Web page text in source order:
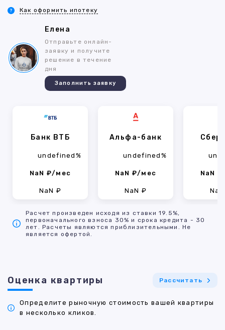
Как оформить ипотеку
Елена
Отправьте онлайн-
заявку и получите
решение в течение
дня
Заполнить заявку
Банк ВТБ
undefined%
NaN ₽/мес
NaN ₽
Альфа-банк
undefined%
NaN ₽/мес
NaN ₽
NaN
Расчет произведен исходя из ставки 19.5%,
первоначального взноса 30% и срока кредита - 30
лет. Расчеты являются приблизительными. Не
является офертой.
Оценка квартиры Рассчитать
Определите рыночную стоимость вашей квартиры
в несколько кликов.